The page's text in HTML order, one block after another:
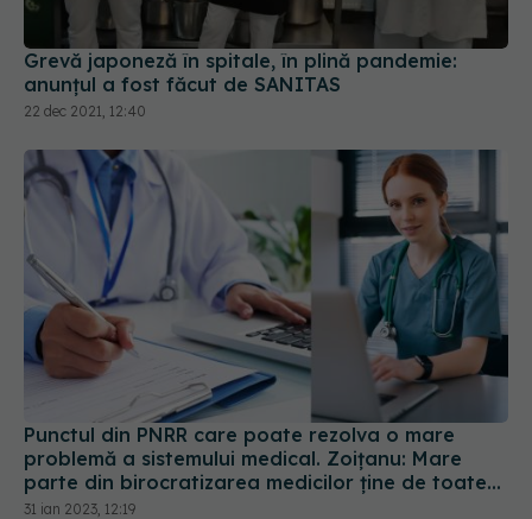
Grevă japoneză în spitale, în plină pandemie:
anunțul a fost făcut de SANITAS
22 dec 2021, 12:40
Punctul din PNRR care poate rezolva o mare
problemă a sistemului medical. Zoițanu: Mare
parte din birocratizarea medicilor ține de toate
hârtiile pe care pacientul trebuie să le plimbe
31 ian 2023, 12:19